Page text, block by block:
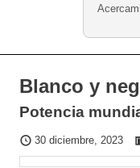
Blanco y
Potencia
30 diciembre, 2023